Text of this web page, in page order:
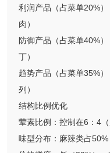
利润产品（占菜单20%
肉）
防御产品（占菜单40%
丁）
趋势产品（占菜单35%
列）
结构比例优化
荤素比例：控制在6：4（
味型分布：麻辣类占